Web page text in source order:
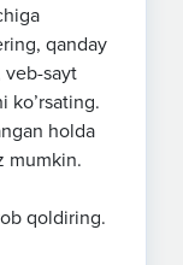
qanday
sayt
ko’rsating.
holda
mumkin.
qoldiring.